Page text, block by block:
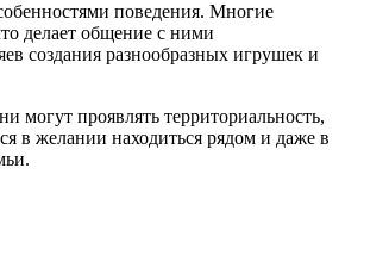
поведения. Многие
делает общение с ними
создания разнообразных игрушек и
могут проявлять территориальность,
в желании находиться рядом и даже в